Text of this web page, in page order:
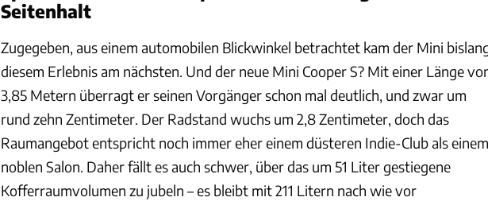
Seitenhalt
Zugegeben, aus einem automobilen Blickwinkel betrachtet kam der Mini
diesem Erlebnis am nächsten. Und der neue Mini Cooper S? Mit einer Länge
3,85 Metern überragt er seinen Vorgänger schon mal deutlich, und zwar um
rund zehn Zentimeter. Der Radstand wuchs um 2,8 Zentimeter, doch das
Raumangebot entspricht noch immer eher einem düsteren Indie-Club als einem
noblen Salon. Daher fällt es auch schwer, über das um 51 Liter gestiegene
Kofferraumvolumen zu jubeln – es bleibt mit 211 Litern nach wie vor